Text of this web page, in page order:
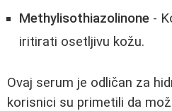
Methylisothiazolinone -
iritirati osetljivu kožu.
Ovaj serum je odličan za
korisnici su primetili da